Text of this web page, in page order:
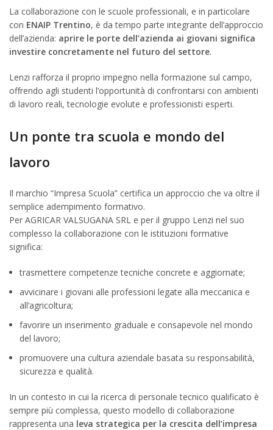
La collaborazione con le scuole professionali, e in particolare
con ENAIP Trentino, è da tempo parte integrante dell’approccio
dell’azienda: aprire le porte dell’azienda ai giovani significa
investire concretamente nel futuro del settore.
Lenzi rafforza il proprio impegno nella formazione sul campo,
offrendo agli studenti l’opportunità di confrontarsi con ambienti
di lavoro reali, tecnologie evolute e professionisti esperti.
Un ponte tra scuola e mondo del
lavoro
Il marchio “Impresa Scuola” certifica un approccio che va oltre il
semplice adempimento formativo.
Per AGRICAR VALSUGANA SRL e per il gruppo Lenzi nel suo
complesso la collaborazione con le istituzioni formative
significa:
trasmettere competenze tecniche concrete e aggiornate;
avvicinare i giovani alle professioni legate alla meccanica e
all’agricoltura;
favorire un inserimento graduale e consapevole nel mondo
del lavoro;
promuovere una cultura aziendale basata su responsabilità,
sicurezza e qualità.
In un contesto in cui la ricerca di personale tecnico qualificato è
sempre più complessa, questo modello di collaborazione
rappresenta una leva strategica per la crescita dell’impresa